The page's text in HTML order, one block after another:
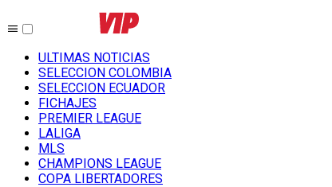
ULTIMAS NOTICIAS
SELECCION COLOMBIA
SELECCION ECUADOR
FICHAJES
PREMIER LEAGUE
LALIGA
MLS
CHAMPIONS LEAGUE
COPA LIBERTADORES